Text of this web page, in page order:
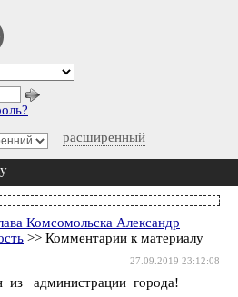
расширенный
Комсомольска Александр
>> Комментарии к материалу
27.09.2019 23:12:08
из администрации города!